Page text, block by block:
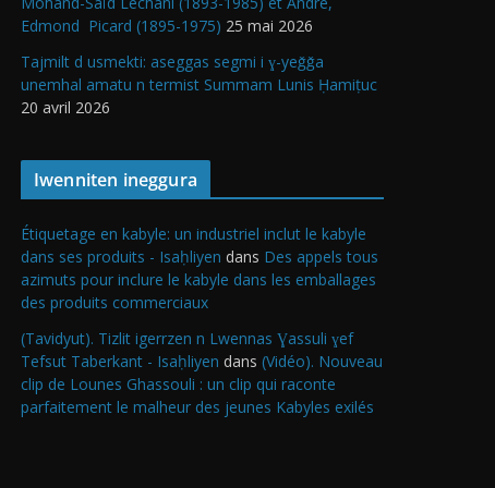
Edmond Picard (1895-1975) 25 mai 2026
Tajmilt d usmekti: aseggas segmi i ɣ-yeǧǧa
unemhal amatu n termist Summam Lunis Ḥamiṭuc
20 avril 2026
Iwenniten ineggura
Étiquetage en kabyle: un industriel inclut le kabyle
dans ses produits - Isaḥliyen dans Des appels tous
azimuts pour inclure le kabyle dans les emballages
des produits commerciaux
(Tavidyut). Tizlit igerrzen n Lwennas Ɣassuli ɣef
Tefsut Taberkant - Isaḥliyen dans (Vidéo). Nouveau
clip de Lounes Ghassouli : un clip qui raconte
parfaitement le malheur des jeunes Kabyles exilés